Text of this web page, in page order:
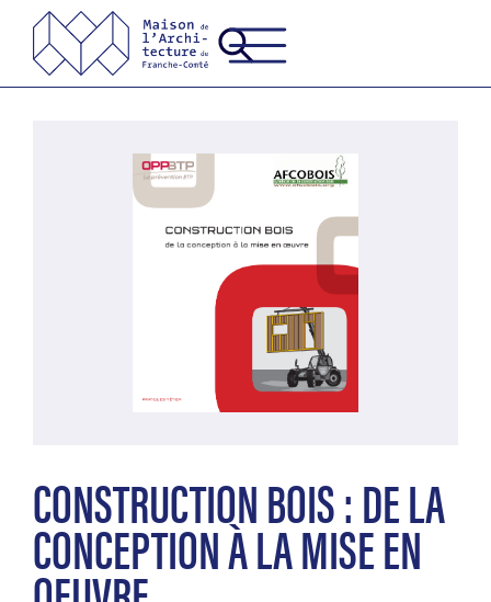
CONSTRUCTION BOIS : DE LA
CONCEPTION À LA MISE EN